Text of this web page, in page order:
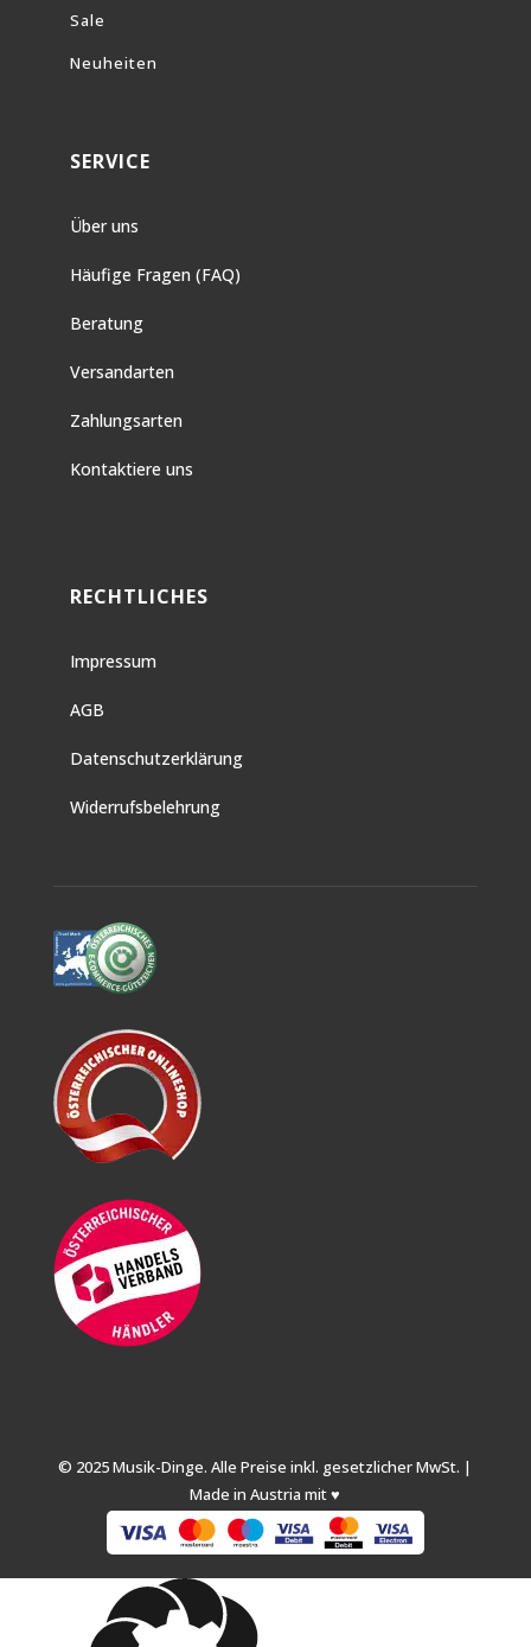
Sale
Neuheiten
SERVICE
Über uns
Häufige Fragen (FAQ)
Beratung
Versandarten
Zahlungsarten
Kontaktiere uns
RECHTLICHES
Impressum
AGB
Datenschutzerklärung
Widerrufsbelehrung
© 2025 Musik-Dinge. Alle Preise inkl. gesetzlicher MwSt. |
Made in Austria mit ♥